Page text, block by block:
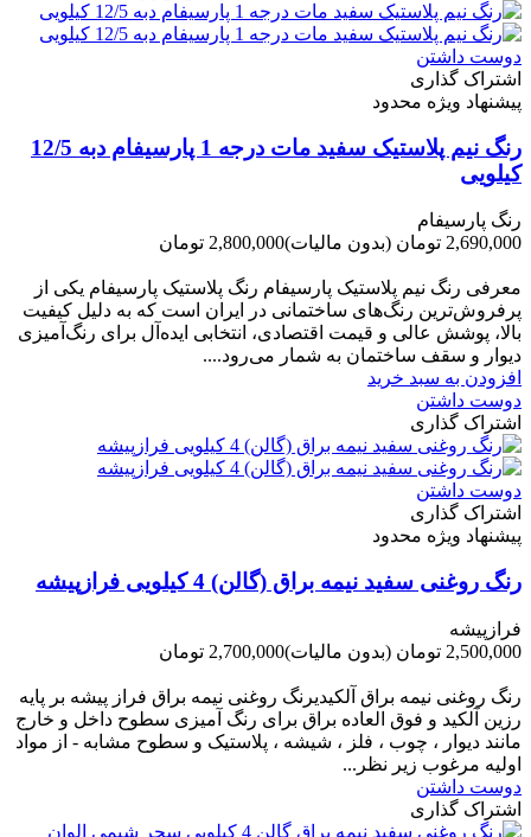
دوست داشتن
اشتراک گذاری
پیشنهاد ویژه محدود
رنگ نیم پلاستیک سفید مات درجه 1 پارسیفام دبه 12/5
کیلویی
رنگ پارسیفام
2,690,000 تومان
(بدون مالیات)2,800,000 تومان
معرفی رنگ نیم پلاستیک پارسیفام رنگ پلاستیک پارسیفام یکی از
پرفروش‌ترین رنگ‌های ساختمانی در ایران است که به دلیل کیفیت
بالا، پوشش عالی و قیمت اقتصادی، انتخابی ایده‌آل برای رنگ‌آمیزی
دیوار و سقف ساختمان به شمار می‌رود....
افزودن به سبد خرید
دوست داشتن
اشتراک گذاری
دوست داشتن
اشتراک گذاری
پیشنهاد ویژه محدود
رنگ روغنی سفید نیمه براق (گالن) 4 کیلویی فرازپیشه
فرازپیشه
2,500,000 تومان
(بدون مالیات)2,700,000 تومان
رنگ روغنی نیمه براق آلکیدیرنگ روغنی نیمه براق فراز پیشه بر پایه
رزین آلکید و فوق العاده براق برای رنگ آمیزی سطوح داخل و خارج
مانند دیوار ، چوب ، فلز ، شیشه ، پلاستیک و سطوح مشابه - از مواد
اولیه مرغوب زیر نظر...
دوست داشتن
اشتراک گذاری